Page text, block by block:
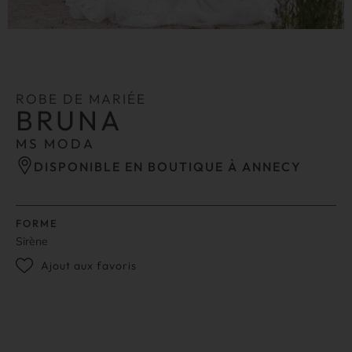
ROBE DE MARIÉE
BRUNA
MS MODA
DISPONIBLE EN BOUTIQUE À ANNECY
FORME
Sirène
Ajout aux favoris